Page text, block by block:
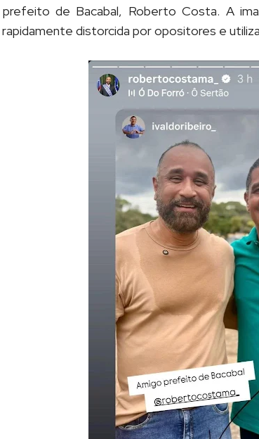
prefeito de Bacabal, Roberto Costa. A
distorcida por opositores e